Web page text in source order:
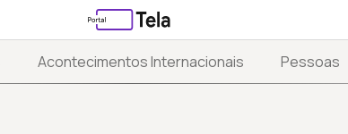
Acontecimentos Internacionais Pessoas